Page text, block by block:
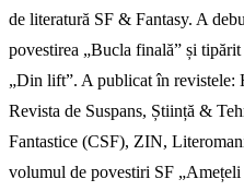
de literatură SF & Fantasy. A
povestirea „Bucla finală” și
„Din lift”. A publicat în revistele:
Revista de Suspans, Știință &
Fantastice (CSF), ZIN,
volumul de povestiri SF